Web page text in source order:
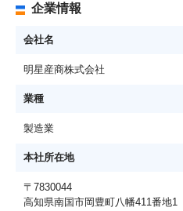
企業情報
会社名
明星産商株式会社
業種
製造業
本社所在地
〒7830044
高知県南国市岡豊町八幡411番地1